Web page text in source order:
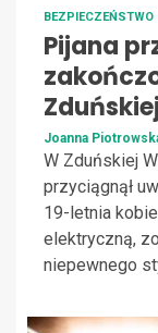
BEZPIECZEŃSTWO
Pijana
Joanna
W Zduńskiej
przyciągnął
19-letnia
elektryczną,
niepewnego